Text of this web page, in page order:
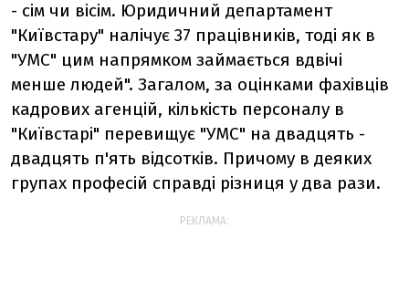
- сім чи вісім. Юридичний департамент
"Київстару" налічує 37 працівників, тоді як в
"УМС" цим напрямком займається вдвічі
менше людей". Загалом, за оцінками фахівців
кадрових агенцій, кількість персоналу в
"Київстарі" перевищує "УМС" на двадцять -
двадцять п'ять відсотків. Причому в деяких
групах професій справді різниця у два рази.
РЕКЛАМА: